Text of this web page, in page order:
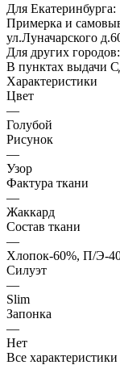
Для Екатеринбурга:
Примерка и
ул.Луначарского
Для других городов:
В пунктах выдачи
Характеристики
Цвет
—
Голубой
Рисунок
—
Узор
Фактура ткани
—
Жаккард
Состав ткани
—
Хлопок-60%, П/Э-
Силуэт
—
Slim
Запонка
—
Нет
Все характеристики